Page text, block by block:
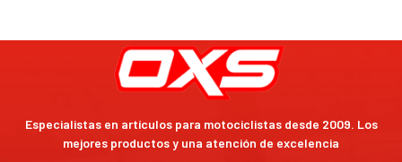
Especialistas en artículos para motociclistas desde 2009. Los
mejores productos y una atención de excelencia